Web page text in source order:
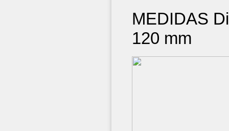
MEDIDAS
120 mm